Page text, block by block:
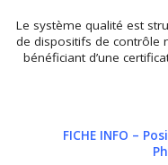
Le système qualité est
de dispositifs de contrôle
bénéficiant d’une
FICHE INFO –